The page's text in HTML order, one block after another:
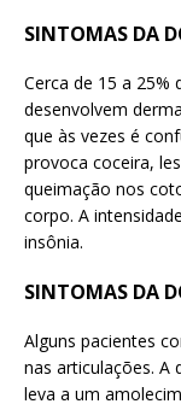
SINTOMAS DA
Cerca de 15 a 25%
desenvolvem
que às vezes é
provoca coceira,
queimação nos
corpo. A
insônia.
SINTOMAS DA
Alguns pacientes
nas articulações. A
leva a um